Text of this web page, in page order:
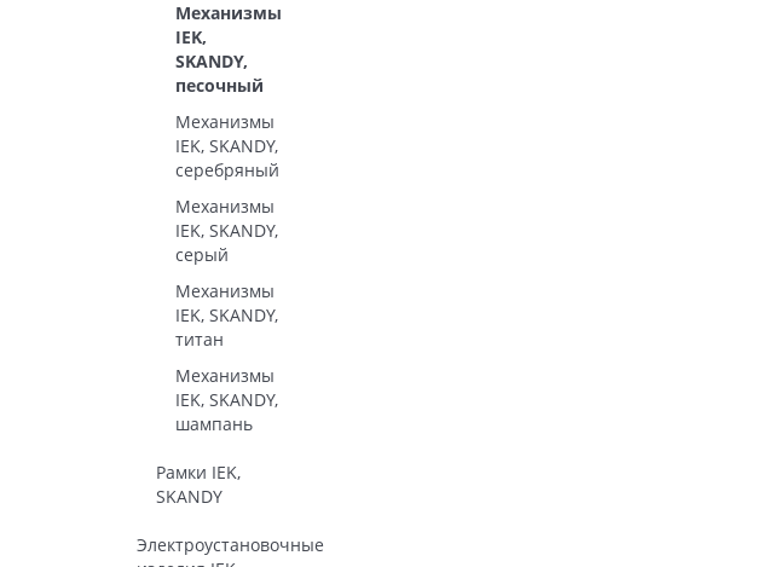
Механизмы
IEK,
SKANDY,
песочный
Механизмы
IEK, SKANDY,
серебряный
Механизмы
IEK, SKANDY,
серый
Механизмы
IEK, SKANDY,
титан
Механизмы
IEK, SKANDY,
шампань
Рамки IEK,
SKANDY
Электроустановочные